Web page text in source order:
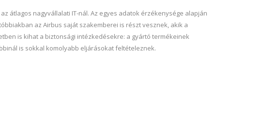
átlagos nagyvállalati IT-nál. Az egyes adatok érzékenysége alapján
az Airbus saját szakemberei is részt vesznek, akik a
is kihat a biztonsági intézkedésekre: a gyártó termékeinek
is sokkal komolyabb eljárásokat feltételeznek.